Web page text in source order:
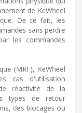
de KeWheel
De ce fait, les
sans perdre
les commandes
(MRF), KeWheel
cas d'utilisation
réactivité de la
types de retour
des blocages ou